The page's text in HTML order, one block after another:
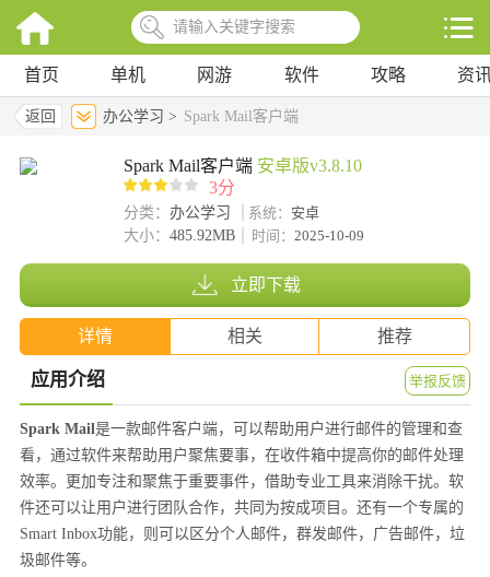
首页 单机 网游 软件 攻略 资
返回 办公学习 > Spark Mail客户端
Spark Mail客户端 安卓版v3.8.10
3分
分类： 办公学习 系统： 安卓
大小： 485.92MB 时间： 2025-10-09
立即下载
详情 相关 推荐
应用介绍 举报反馈
Spark Mail是一款邮件客户端，可以帮助用户进行邮件的管理和查
看，通过软件来帮助用户聚焦要事，在收件箱中提高你的邮件处理
效率。更加专注和聚焦于重要事件，借助专业工具来消除干扰。软
件还可以让用户进行团队合作，共同为按成项目。还有一个专属的
Smart Inbox功能，则可以区分个人邮件，群发邮件，广告邮件，垃
圾邮件等。